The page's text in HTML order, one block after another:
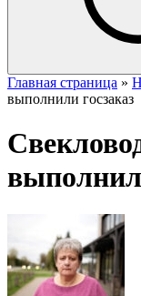
Главная страница »
выполнили госзаказ